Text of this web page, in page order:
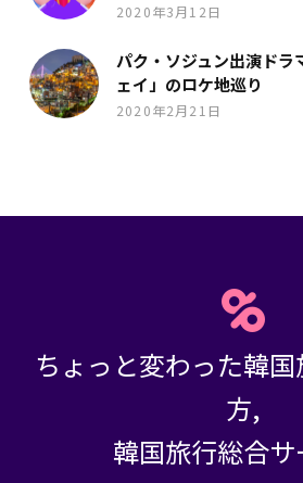
2020年3月12日
パク・ソジュン出演ドラ
ェイ」のロケ地巡り
2020年2月21日
ちょっと変わった韓
方,
韓国旅行総合サ